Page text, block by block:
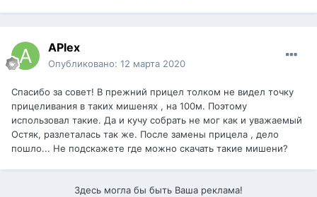
APlex
Опубликовано: 12 марта 2020
Спасибо за совет! В прежний прицел толком не видел точку
прицеливания в таких мишенях , на 100м. Поэтому
использовал такие. Да и кучу собрать не мог как и уважаемый
Остяк, разлеталась так же. После замены прицела , дело
пошло... Не подскажете где можно скачать такие мишени?
Здесь могла бы быть Ваша реклама!